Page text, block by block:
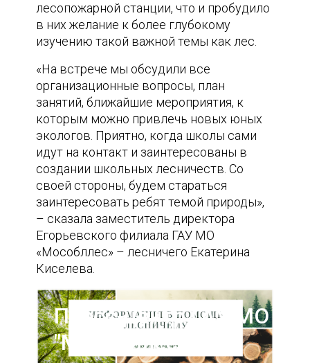
лесопожарной станции, что и пробудило
в них желание к более глубокому
изучению такой важной темы как лес.
«На встрече мы обсудили все
организационные вопросы, план
занятий, ближайшие мероприятия, к
которым можно привлечь новых юных
экологов. Приятно, когда школы сами
идут на контакт и заинтересованы в
создании школьных лесничеств. Со
своей стороны, будем стараться
заинтересовать ребят темой природы»,
– сказала заместитель директора
Егорьевского филиала ГАУ МО
«Мособллес» – лесничего Екатерина
Киселева.
Пресс-центр ГАУ МО
"Мособллес"